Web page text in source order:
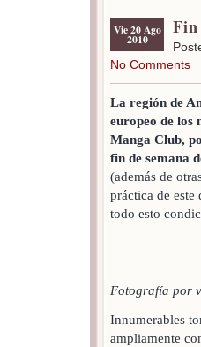
Vie 20 Ago
2010
Fin
No Comments
La región de
europeo de los
Manga Club,
fin de semana
(además de
práctica de
todo esto
Fotografía por
Innumerables
ampliamente